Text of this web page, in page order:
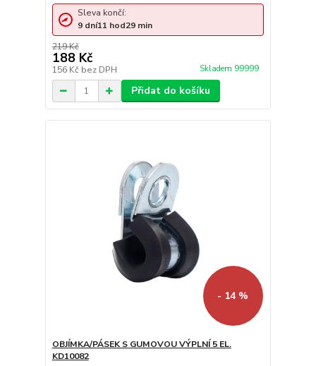
219 Kč
188 Kč
156 Kč bez DPH Skladem 99999
Sleva končí:
9 dní11 hod29 min
Přidat do košíku
- 14 %
OBJÍMKA/PÁSEK S GUMOVOU VÝPLNÍ 5 EL.
KD10082